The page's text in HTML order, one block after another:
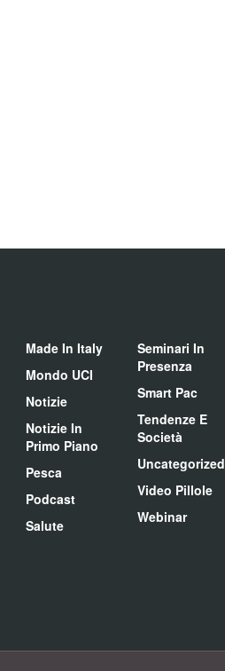
Made In Italy
Mondo UCI
Notizie
Notizie In
Primo Piano
Pesca
Podcast
Salute
Seminari In
Presenza
Smart Pac
Tendenze E
Società
Uncategorized
Video Pillole
Webinar